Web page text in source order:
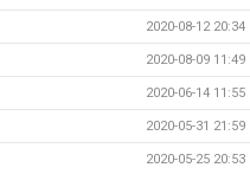
2020-08-12 20:34
2020-08-09 11:49
2020-06-14 11:55
2020-05-31 21:59
2020-05-25 20:53